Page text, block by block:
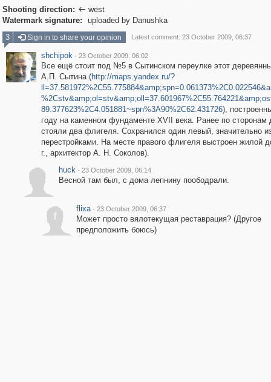
Shooting direction:  west
Watermark signature:
uploaded by Danushka
3
Sign in to share your opinion Latest comment: 23 October 2009, 06:37
shchipok · 23 October 2009, 06:02
Все ещё стоит под №5 в Сытинском переулке этот
А.П. Сытина (http://maps.yandex.ru/?
89.377623%2C4.051881~spn%3A90%2C62.431726),
году на каменном фундаменте XVII века. Ранее по сторонам
стояли два флигеля. Сохранился один левый, значительно
перестройками. На месте правого флигеля выстроен жилой
г., архитектор А. Н. Соколов).
huck · 23 October 2009, 06:14
Весной там был, с дома лепнину поободрали.
f
flixa · 23 October 2009, 06:37
Может просто вялотекущая реставрация? (Другое
предположить боюсь)